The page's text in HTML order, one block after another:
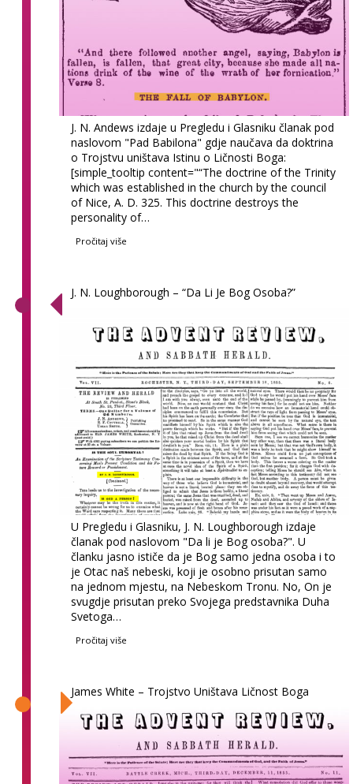
J. N. Andews izdaje u Pregledu i Glasniku članak pod
naslovom "Pad Babilona" gdje naučava da doktrina
o Trojstvu uništava Istinu o Ličnosti Boga:
[simple_tooltip content="“The doctrine of the Trinity
which was established in the church by the council
of Nice, A. D. 325. This doctrine destroys the
personality of…
Pročitaj više
J. N. Loughborough – “Da Li Je Bog Osoba?”
U Pregledu i Glasniku, J. N. Loughborough izdaje
članak pod naslovom "Da li je Bog osoba?". U
članku jasno ističe da je Bog samo jedna osoba i to
je Otac naš nebeski, koji je osobno prisutan samo
na jednom mjestu, na Nebeskom Tronu. No, On je
svugdje prisutan preko Svojega predstavnika Duha
Svetoga…
Pročitaj više
James White – Trojstvo Uništava Ličnost Boga